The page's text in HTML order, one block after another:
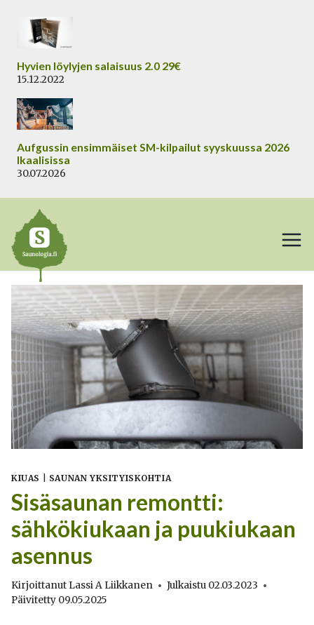
sisältöön
Hyvien löylyjen salaisuus 2.0 29€
15.12.2022
Aufgussin ensimmäiset SM-kilpailut syyskuussa 2026
Ikaalisissa
30.07.2026
KIUAS SAUNAN YKSITYISKOHTIA
Sisäsaunan remontti:
sähkökiukaan ja puukiukaan
asennus
Kirjoittanut Lassi A Liikkanen Julkaistu 02.03.2023
Päivitetty 09.05.2025